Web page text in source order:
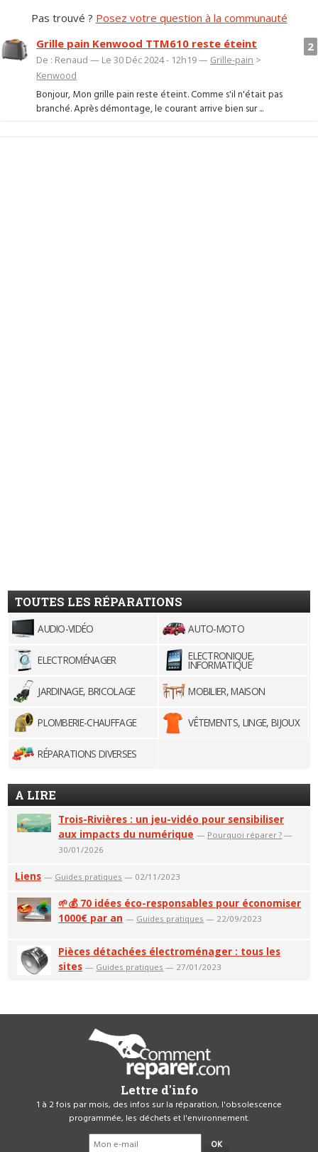
Pas trouvé ? Posez votre question à la communauté
2
Grille pain Kenwood TTM610 reste éteint
De : Renaud — Le 30 Déc 2024 - 12h19 — Grille-pain >
Kenwood
Bonjour, Mon grille pain reste éteint. Comme s'il n'était pas
branché. Après démontage, le courant arrive bien sur ...
TOUTES LES RÉPARATIONS
AUDIO-VIDÉO AUTO-MOTO
ELECTROMÉNAGER ELECTRONIQUE,
INFORMATIQUE
JARDINAGE, BRICOLAGE
MOBILIER, MAISON
PLOMBERIE-CHAUFFAGE VÊTEMENTS, LINGE, BIJOUX
RÉPARATIONS DIVERSES
A LIRE
Trois-Rivières : un jeu-vidéo pour sensibiliser
aux impacts du numérique — Pourquoi réparer ? —
30/01/2026
Liens — Guides pratiques — 02/11/2023
🌱💰 70 idées éco-responsables pour économiser
1000€ par an — Guides pratiques — 22/09/2023
Pièces détachées électroménager : tous les
sites — Guides pratiques — 27/01/2023
Lettre d'info
1 à 2 fois par mois, des infos sur la réparation, l'obsolescence
programmée, les déchets et l'environnement.
OK